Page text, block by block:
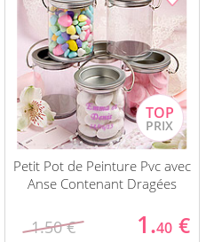
Petit Pot de Peinture Pvc avec
Anse Contenant Dragées
1.50 € 1.40 €